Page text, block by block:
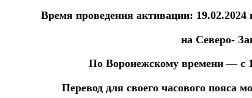
Время проведения активации: 19.02.2024
на Северо-
По Воронежскому времени — с
Перевод для своего часового пояса